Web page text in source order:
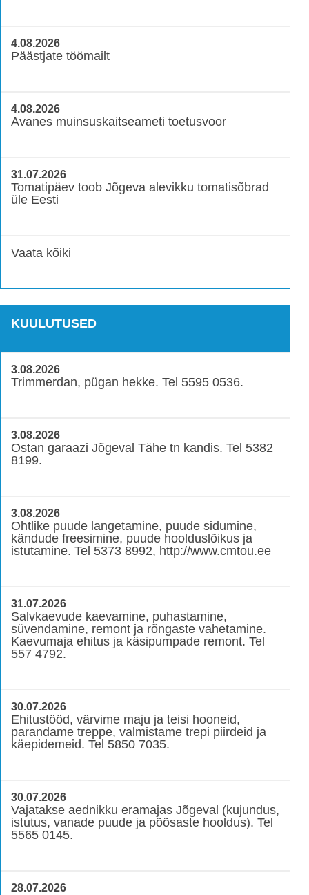
4.08.2026
Päästjate töömailt
4.08.2026
Avanes muinsuskaitseameti toetusvoor
31.07.2026
Tomatipäev toob Jõgeva alevikku tomatisõbrad
üle Eesti
Vaata kõiki
KUULUTUSED
3.08.2026
Trimmerdan, pügan hekke. Tel 5595 0536.
3.08.2026
Ostan garaazi Jõgeval Tähe tn kandis. Tel 5382
8199.
3.08.2026
Ohtlike puude langetamine, puude sidumine,
kändude freesimine, puude hoolduslõikus ja
istutamine. Tel 5373 8992, http://www.cmtou.ee
31.07.2026
Salvkaevude kaevamine, puhastamine,
süvendamine, remont ja rõngaste vahetamine.
Kaevumaja ehitus ja käsipumpade remont. Tel
557 4792.
30.07.2026
Ehitustööd, värvime maju ja teisi hooneid,
parandame treppe, valmistame trepi piirdeid ja
käepidemeid. Tel 5850 7035.
30.07.2026
Vajatakse aednikku eramajas Jõgeval (kujundus,
istutus, vanade puude ja põõsaste hooldus). Tel
5565 0145.
28.07.2026